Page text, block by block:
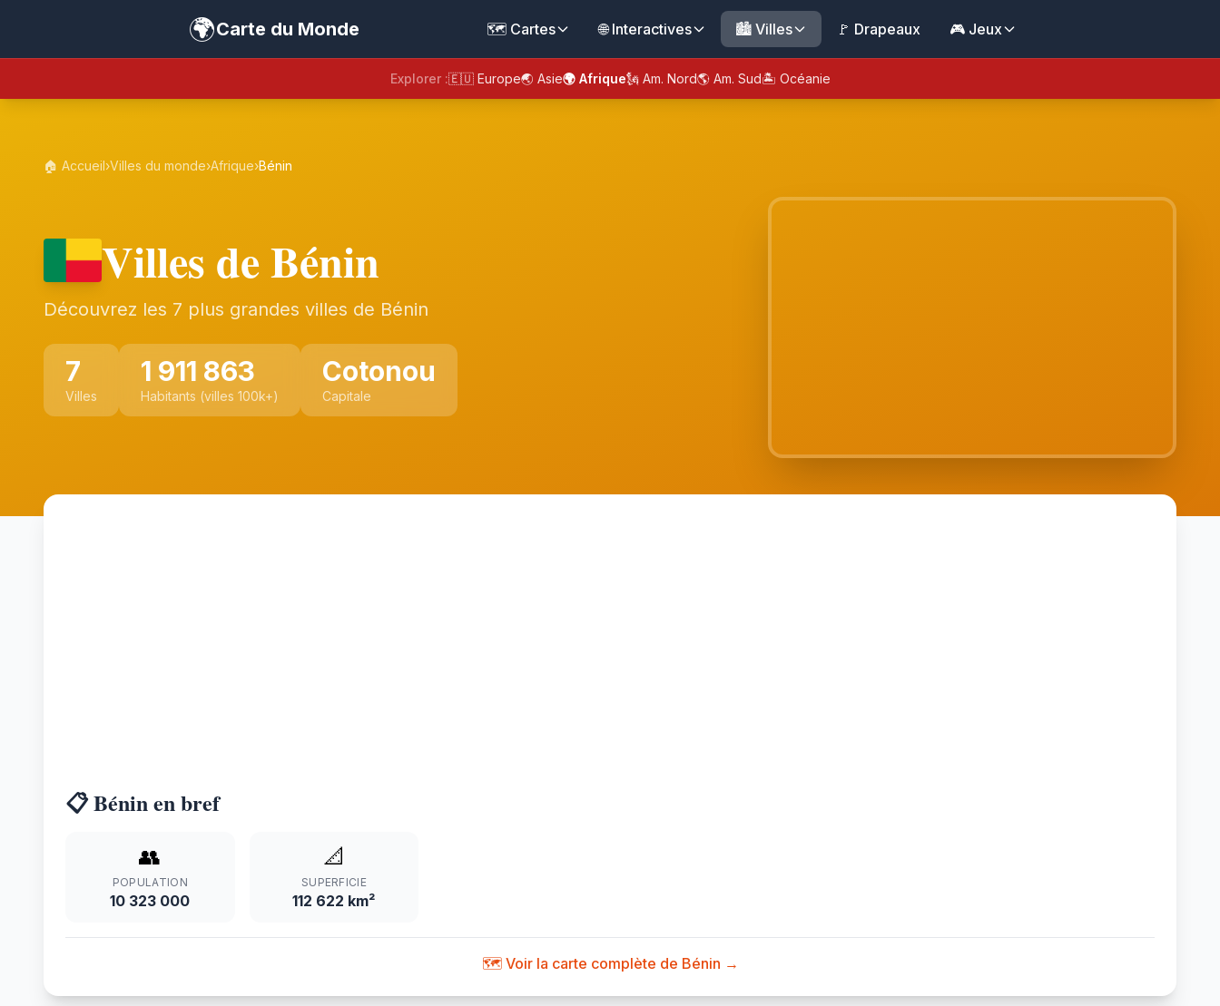
🌍Carte du Monde 🗺️ Cartes 🌐 Interactives 🏙️ Villes 🚩 Drapeaux 🎮 Jeux
Explorer :🇪🇺 Europe🌏 Asie🌍 Afrique🗽 Am. Nord🌎 Am. Sud🏝️ Océanie
🏠 Accueil›Villes du monde›Afrique›Bénin
Villes de Bénin
Découvrez les 7 plus grandes villes de Bénin
7
Villes
1 911 863
Habitants (villes 100k+)
Cotonou
Capitale
📋 Bénin en bref
👥
POPULATION
10 323 000
📐
SUPERFICIE
112 622 km²
🗺️ Voir la carte complète de Bénin →